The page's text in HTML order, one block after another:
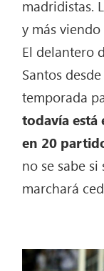
madridistas.
y más
El delantero
Santos
temporada
todavía está
en 20
no se sabe
marchará